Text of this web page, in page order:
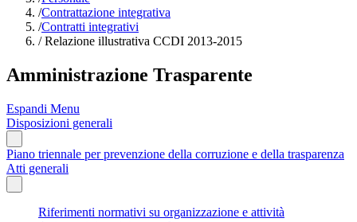
/Contrattazione integrativa
/Contratti integrativi
/Relazione illustrativa CCDI 2013-2015
Amministrazione Trasparente
Espandi Menu
Disposizioni generali
Piano triennale per prevenzione della corruzione e della trasparenza
Atti generali
Riferimenti normativi su organizzazione e attività